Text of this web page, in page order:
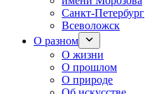
Санкт-Петербург
Всеволожск
О разном
О жизни
О прошлом
О природе